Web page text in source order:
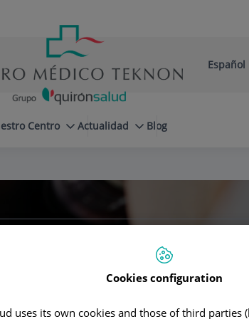
Selector
Idioma
Español
Centro Actualidad Blog
Cookies configuration
uses its own cookies and those of third parties